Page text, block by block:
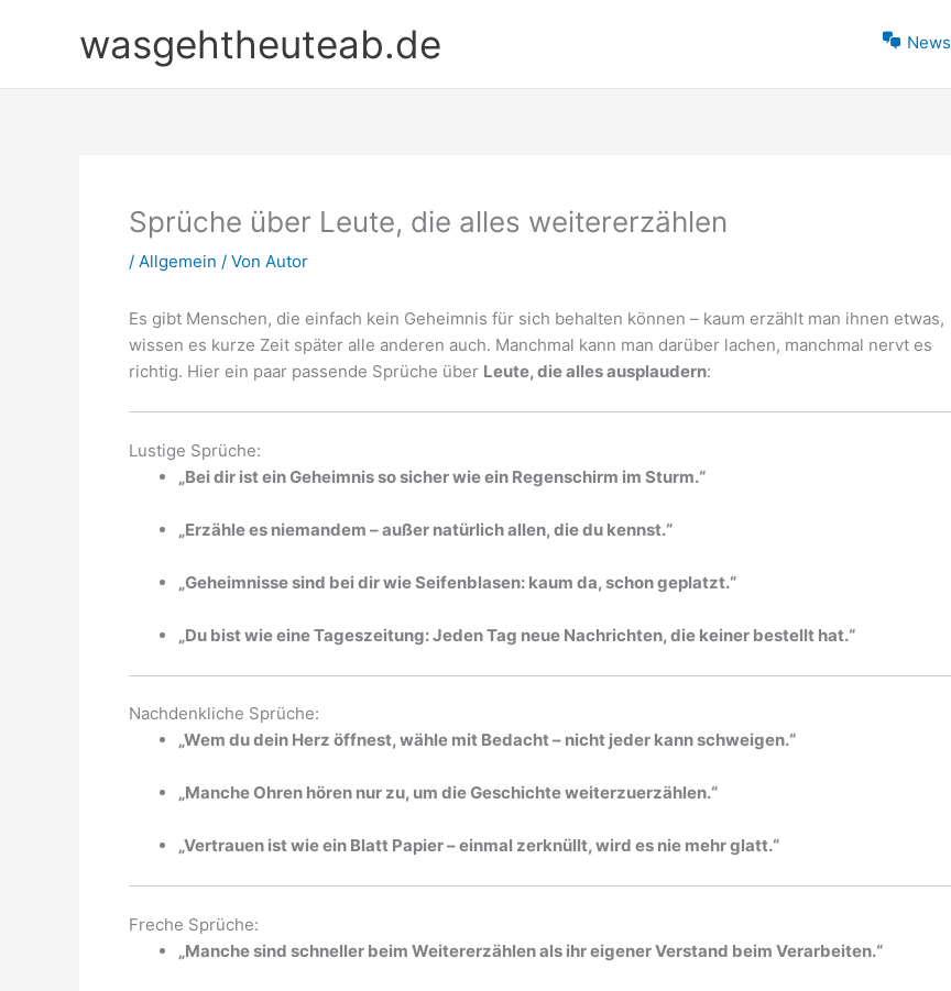
wasgehtheuteab.de News
Sprüche über Leute, die alles weitererzählen
/ Allgemein / Von Autor
Es gibt Menschen, die einfach kein Geheimnis für sich behalten können – kaum erzählt man ihnen etwas,
wissen es kurze Zeit später alle anderen auch. Manchmal kann man darüber lachen, manchmal nervt es
richtig. Hier ein paar passende Sprüche über Leute, die alles ausplaudern:
Lustige Sprüche:
„Bei dir ist ein Geheimnis so sicher wie ein Regenschirm im Sturm.“
„Erzähle es niemandem – außer natürlich allen, die du kennst.“
„Geheimnisse sind bei dir wie Seifenblasen: kaum da, schon geplatzt.“
„Du bist wie eine Tageszeitung: Jeden Tag neue Nachrichten, die keiner bestellt hat.“
Nachdenkliche Sprüche:
„Wem du dein Herz öffnest, wähle mit Bedacht – nicht jeder kann schweigen.“
„Manche Ohren hören nur zu, um die Geschichte weiterzuerzählen.“
„Vertrauen ist wie ein Blatt Papier – einmal zerknüllt, wird es nie mehr glatt.“
Freche Sprüche:
„Manche sind schneller beim Weitererzählen als ihr eigener Verstand beim Verarbeiten.“